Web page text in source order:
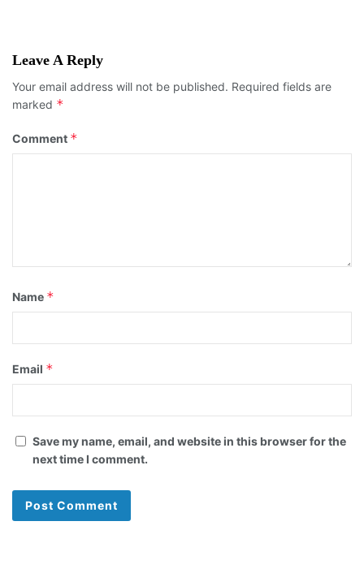
Leave A Reply
Your email address will not be published. Required fields are
marked *
Comment *
Name *
Email *
Save my name, email, and website in this browser for the
next time I comment.